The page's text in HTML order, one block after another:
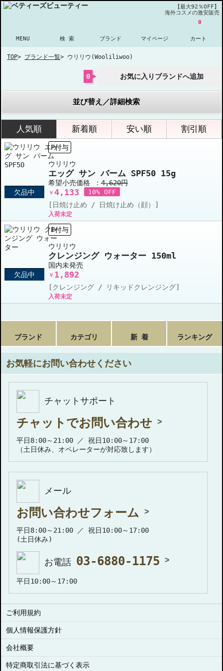
【最大92％OFF】
海外コスメの激安販売
MENU 検 索 ブランド マイページ
0
カート
TOP> ブランド一覧> ウリリウ(Wooliliwoo)
0 お気に入りブランドへ追加
並び替え／詳細検索
人気順 新着順 安い順 割引順
欠品中
P付与
ウリリウ
エッグ サン バーム SPF50 15g
希望小売価格 ： 4,620円
￥ 4,133 10% OFF
[日焼け止め / 日焼け止め（顔）]
入荷未定
欠品中
P付与
ウリリウ
クレンジング ウォーター 150ml
国内未発売
￥ 1,892
[クレンジング / リキッドクレンジング]
入荷未定
ブランド カテゴリ 新 着 ランキング
お気軽にお問い合わせください
チャットサポート
チャットでお問い合わせ
平日8:00～21:00 ／ 祝日10:00～17:00
（土日休み、オペレーターが対応致します）
メール
お問い合わせフォーム
平日8:00～21:00 ／ 祝日10:00～17:00
(土日休み)
お電話 03-6880-1175
平日10:00～17:00
ご利用規約
個人情報保護方針
会社概要
特定商取引法に基づく表示